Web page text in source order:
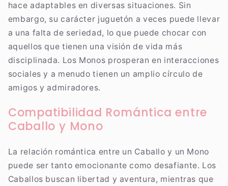
hace adaptables en diversas situaciones. Sin
embargo, su carácter juguetón a veces puede llevar
a una falta de seriedad, lo que puede chocar con
aquellos que tienen una visión de vida más
disciplinada. Los Monos prosperan en interacciones
sociales y a menudo tienen un amplio círculo de
amigos y admiradores.
Compatibilidad Romántica entre
Caballo y Mono
La relación romántica entre un Caballo y un Mono
puede ser tanto emocionante como desafiante. Los
Caballos buscan libertad y aventura, mientras que